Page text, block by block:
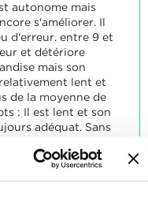
autonome mais
s'améliorer. Il
d'erreur. entre 9 et
et détériore
mais son
lent et
de la moyenne de
: Il est lent et son
adéquat. Sans
seraient en
de
tous les moyens